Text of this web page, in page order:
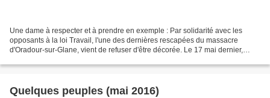
Une dame à respecter et à prendre en exemple : Par solidarité avec les
opposants à la loi Travail, l'une des dernières rescapées du massacre
d'Oradour-sur-Glane, vient de refuser d'être décorée. Le 17 mai dernier,
Quelques peuples (mai 2016)